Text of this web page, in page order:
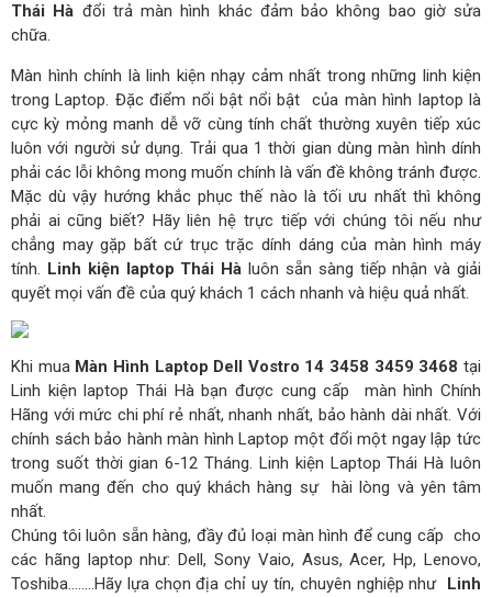
Thái Hà đổi trả màn hình khác đảm bảo không bao giờ sửa
chữa.
Màn hình chính là linh kiện nhạy cảm nhất trong những linh kiện
trong Laptop. Đặc điểm nổi bật nổi bật của màn hình laptop là
cực kỳ mỏng manh dễ vỡ cùng tính chất thường xuyên tiếp xúc
luôn với người sử dụng. Trải qua 1 thời gian dùng màn hình dính
phải các lỗi không mong muốn chính là vấn đề không tránh được.
Mặc dù vậy hướng khắc phục thế nào là tối ưu nhất thì không
phải ai cũng biết? Hãy liên hệ trực tiếp với chúng tôi nếu như
chẳng may gặp bất cứ trục trặc dính dáng của màn hình máy
tính. Linh kiện laptop Thái Hà luôn sẵn sàng tiếp nhận và giải
quyết mọi vấn đề của quý khách 1 cách nhanh và hiệu quả nhất.
Khi mua Màn Hình Laptop Dell Vostro 14 3458 3459 3468 tại
Linh kiện laptop Thái Hà bạn được cung cấp màn hình Chính
Hãng với mức chi phí rẻ nhất, nhanh nhất, bảo hành dài nhất. Với
chính sách bảo hành màn hình Laptop một đổi một ngay lập tức
trong suốt thời gian 6-12 Tháng. Linh kiện Laptop Thái Hà luôn
muốn mang đến cho quý khách hàng sự hài lòng và yên tâm
nhất.
Chúng tôi luôn sẵn hàng, đầy đủ loại màn hình để cung cấp cho
các hãng laptop như: Dell, Sony Vaio, Asus, Acer, Hp, Lenovo,
Toshiba……..Hãy lựa chọn địa chỉ uy tín, chuyên nghiệp như Linh